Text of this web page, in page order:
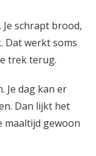
schrapt brood,
Dat werkt soms
trek terug.
Je dag kan er
Dan lijkt het
maaltijd gewoon